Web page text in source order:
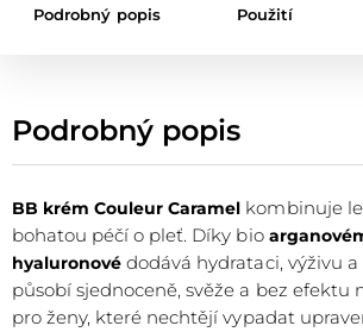
Podrobný popis Použití
Podrobný popis
BB krém Couleur Caramel kombinuje
bohatou péčí o pleť. Díky bio
hyaluronové dodává hydrataci, výživu
působí sjednoceně, svěže a bez efektu
pro ženy, které nechtějí vypadat